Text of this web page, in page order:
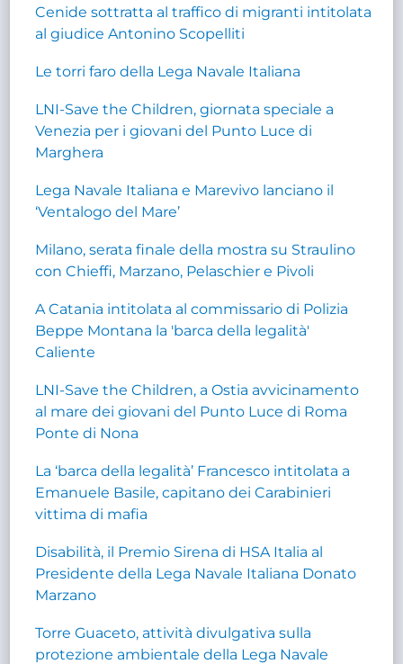
Cenide sottratta al traffico di migranti intitolata
al giudice Antonino Scopelliti
Le torri faro della Lega Navale Italiana
LNI-Save the Children, giornata speciale a
Venezia per i giovani del Punto Luce di
Marghera
Lega Navale Italiana e Marevivo lanciano il
‘Ventalogo del Mare’
Milano, serata finale della mostra su Straulino
con Chieffi, Marzano, Pelaschier e Pivoli
A Catania intitolata al commissario di Polizia
Beppe Montana la 'barca della legalità'
Caliente
LNI-Save the Children, a Ostia avvicinamento
al mare dei giovani del Punto Luce di Roma
Ponte di Nona
La ‘barca della legalità’ Francesco intitolata a
Emanuele Basile, capitano dei Carabinieri
vittima di mafia
Disabilità, il Premio Sirena di HSA Italia al
Presidente della Lega Navale Italiana Donato
Marzano
Torre Guaceto, attività divulgativa sulla
protezione ambientale della Lega Navale